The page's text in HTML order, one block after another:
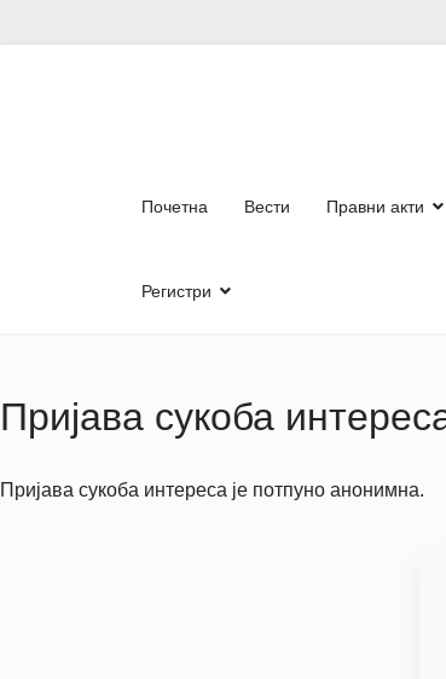
Почетна Вести Правни акти
Регистри
Пријава сукоба
Пријава сукоба интереса је потпуно анонимна.